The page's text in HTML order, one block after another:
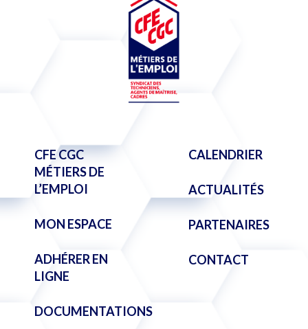
CFE CGC
MÉTIERS DE
L’EMPLOI
MON ESPACE
ADHÉRER EN
LIGNE
DOCUMENTATIONS
CALENDRIER
ACTUALITÉS
PARTENAIRES
CONTACT